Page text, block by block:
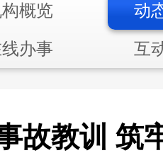
概览
动
办事
互
故教训 筑